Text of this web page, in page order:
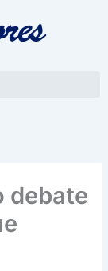
debate